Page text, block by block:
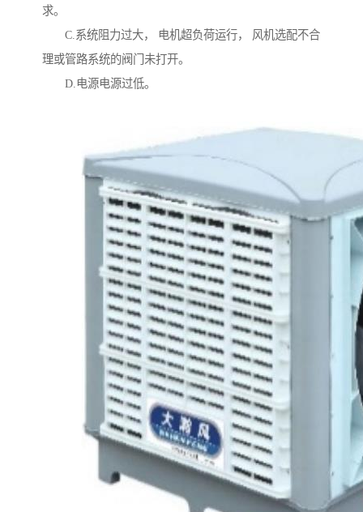
求。
C.系统阻力过大， 电机超负荷运行， 风机选配不合
理或管路系统的阀门未打开。
D.电源电源过低。